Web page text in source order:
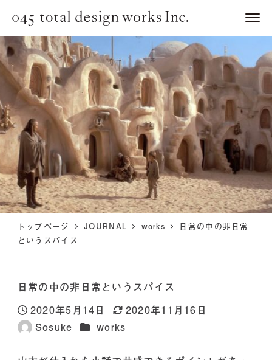
トップページ JOURNAL works
日常の中の非日常
というスパイス
日常の中の非日常というスパイス
投稿日
2020年5月14日 更新日
2020年11月16日
著 Sosuke カテゴリー
works